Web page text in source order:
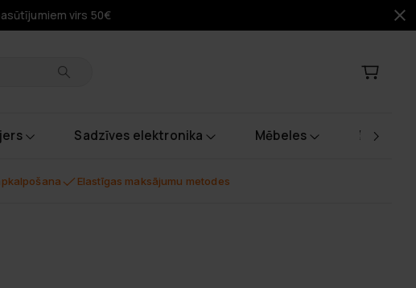
virs 50€
Sadzīves elektronika Mēbeles
Elastīgas maksājumu metodes